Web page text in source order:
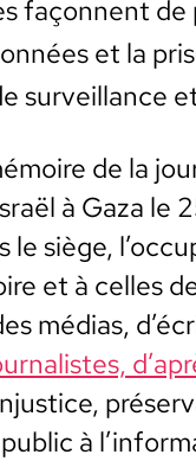
façon­nent de
et la
sur­veil­lance
de la
à Gaza
le siège,
et à celles
médias,
à